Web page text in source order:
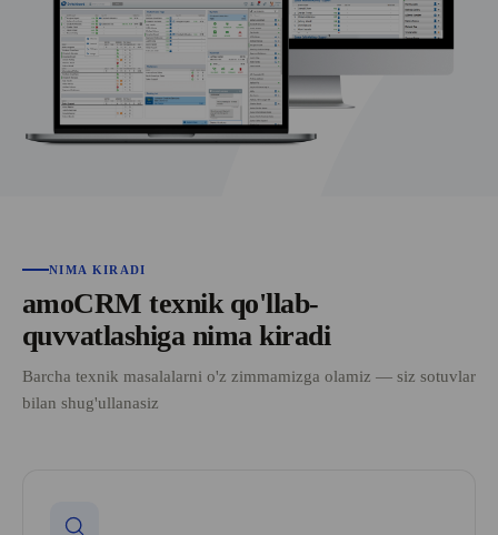
NIMA KIRADI
amoCRM texnik qo'llab-
quvvatlashiga nima kiradi
Barcha texnik masalalarni o'z zimmamizga olamiz — siz sotuvlar
bilan shug'ullanasiz